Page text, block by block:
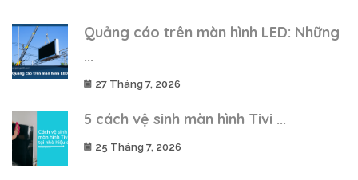
Quảng cáo trên màn hình LED: Những
...
27 Tháng 7, 2026
5 cách vệ sinh màn hình Tivi ...
25 Tháng 7, 2026